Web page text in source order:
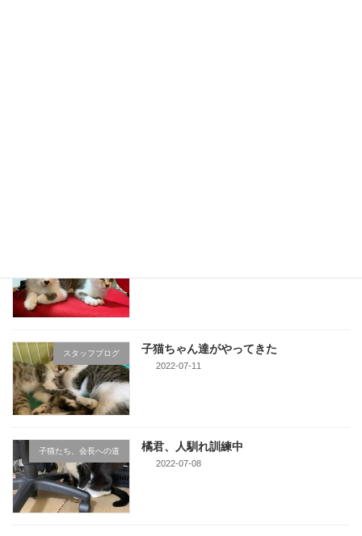
スタッフブログ 子猫ちゃん達がやってきた
2022-07-11
子猫たち、会長への道 橘君、人馴れ訓練中
2022-07-08